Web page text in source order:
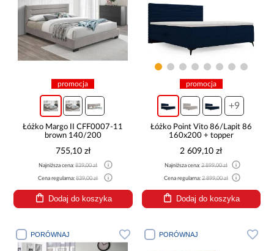
promocja
Łóżko Margo II CFF0007-11
brown 140/200
755,10 zł
Najniższa cena:839,00 zł
Cena regularna:839,00 zł
Dodaj do koszyka
promocja
+9
Łóżko Point Vito 86/Lapit 86
160x200 + topper
2 609,10 zł
Najniższa cena:2 899,00 zł
Cena regularna:2 899,00 zł
Dodaj do koszyka
PORÓWNAJ PORÓWNAJ